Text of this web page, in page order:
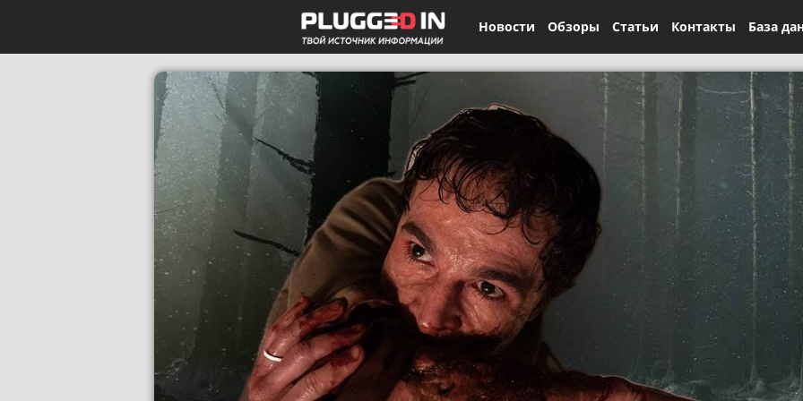
Новости Обзоры Статьи Контакты База